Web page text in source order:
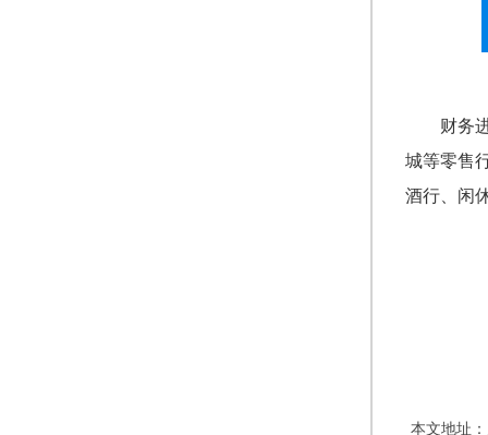
财务
城等零售
酒行、闲
本文地址：